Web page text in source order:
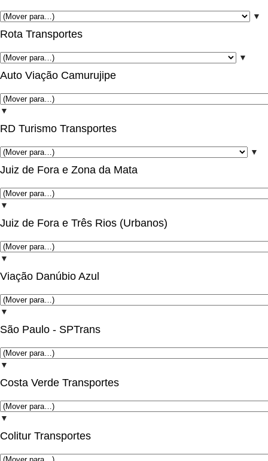
▼
Rota Transportes
▼
Auto Viação Camurujipe
▼
RD Turismo Transportes
▼
Juiz de Fora e Zona da Mata
▼
Juiz de Fora e Três Rios (Urbanos)
▼
Viação Danúbio Azul
▼
São Paulo - SPTrans
▼
Costa Verde Transportes
▼
Colitur Transportes